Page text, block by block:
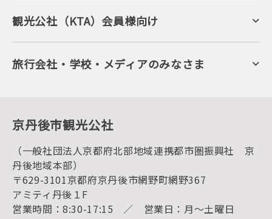
キャンプ・グランピング
自然景観
旬の食
フルーツ
美術館・資料館
観光
海水浴
キャンプ
お宿探し
宿泊・日帰り予約（空室検索）
予約照会・予約キャンセル
宿泊施設一覧（お宿比較ページ）
アクセス
お知らせ
イベント情報
観光公社（KTA）会員様向け
KTA会員コミュニティ
会員向けサービス
KTAニュースレター
会員加入・会員情報（会員規程）
旅行会社・学校・メディアのみなさま
プレスリリース
京丹後市観光公社
（一般社団法人京都府北部地域連携都市圏振興社 京
丹後地域本部）
〒629-3101京都府京丹後市網野町網野367
アミティ丹後１F
営業時間：8:30-17:15 ／ 営業日：月～土曜日